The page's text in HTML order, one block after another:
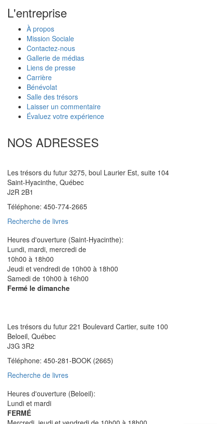
L'entreprise
À propos
Mission Sociale
Contactez-nous
Gallerie de médias
Liens de presse
Carrière
Bénévolat
Salle des trésors
Laisser un commentaire
Évaluez votre expérience
NOS ADRESSES
Les trésors du futur 3275, boul Laurier Est, suite 104
Saint-Hyacinthe, Québec
J2R 2B1
Téléphone: 450-774-2665
Recherche de livres
Heures d'ouverture (Saint-Hyacinthe):
Lundi, mardi, mercredi de
10h00 à 18h00
Jeudi et vendredi de 10h00 à 18h00
Samedi de 10h00 à 16h00
Fermé le dimanche
Les trésors du futur 221 Boulevard Cartier, suite 100
Beloeil, Québec
J3G 3R2
Téléphone: 450-281-BOOK (2665)
Recherche de livres
Heures d'ouverture (Beloeil):
Lundi et mardi
FERMÉ